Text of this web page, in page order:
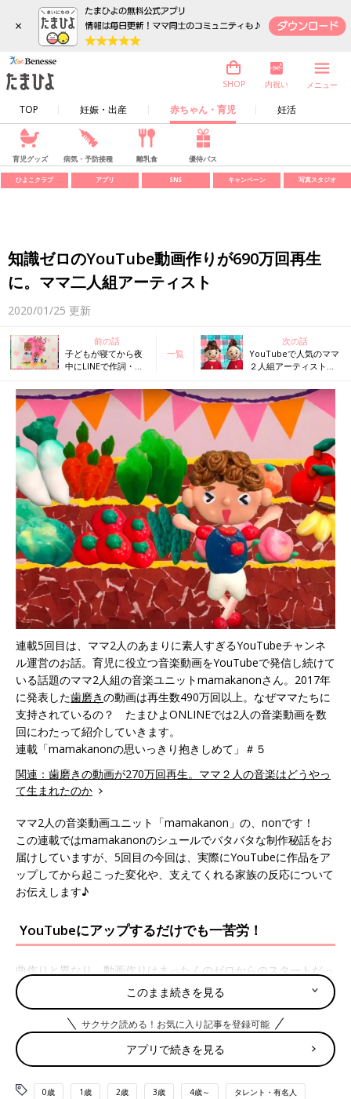
×
TOP 妊娠・出産 赤ちゃん・育児 妊活
SHOP 内祝い メニュー
育児グッズ 病気・予防接種 離乳食 優待パス
ひよこクラブ アプリ SNS キャンペーン 写真スタジオ
知識ゼロのYouTube動画作りが690万回再生
に。ママ二人組アーティスト
2020/01/25 更新
前の話
子どもが寝てから夜
中にLINEで作詞・作
ィスト
一覧
次の話
YouTubeで人気のママ
２人組アーティスト、
の姿に涙
連載5回目は、ママ2人のあまりに素人すぎるYouTubeチャンネ
ル運営のお話。育児に役立つ音楽動画をYouTubeで発信し続けて
いる話題のママ2人組の音楽ユニットmamakanonさん。2017年
に発表した歯磨きの動画は再生数490万回以上。なぜママたちに
支持されているの？ たまひよONLINEでは2人の音楽動画を数
回にわたって紹介していきます。
連載「mamakanonの思いっきり抱きしめて」＃５
関連：歯磨きの動画が270万回再生。ママ２人の音楽はどうやっ
て生まれたのか
ママ2人の音楽動画ユニット「mamakanon」の、nonです！
この連載ではmamakanonのシュールでバタバタな制作秘話をお
届けしていますが、5回目の今回は、実際にYouTubeに作品をア
ップしてから起こった変化や、支えてくれる家族の反応について
お伝えします♪
YouTubeにアップするだけでも一苦労！
曲作りと異なり、動画作りはまったくのゼロからのスタートだっ
たmamakanon。当然、「YouTubeにアップする」ということも
初めてでした。
「あ！歌詞を載せてなかった！」
「あ！タイトルを忘れてた！」
「あ！歌と動画がずれてる！」
初歩的なミスを繰り返しながら、なんとか公開を続けていきまし
このまま続きを見る
サクサク読める！お気に入り記事を登録可能
アプリで続きを見る
0歳 1歳 2歳 3歳 4歳～ タレント・有名人